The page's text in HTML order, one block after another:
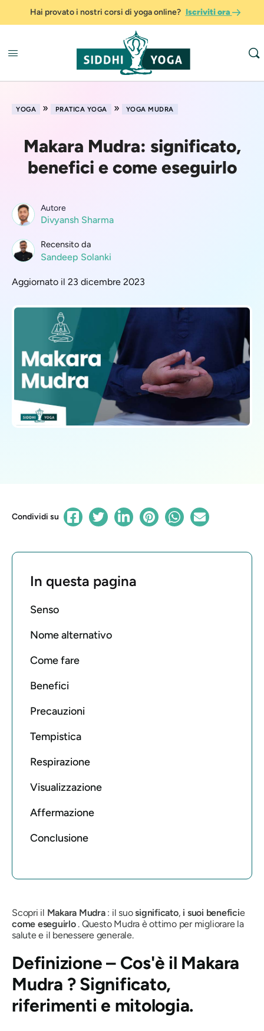
Hai provato i nostri corsi di yoga online? Iscriviti ora
YOGA » PRATICA YOGA » YOGA MUDRA
Makara Mudra: significato,
benefici e come eseguirlo
Autore
Divyansh Sharma
Recensito da
Sandeep Solanki
Aggiornato il 23 dicembre 2023
Condividi su
In questa pagina
Senso
Nome alternativo
Come fare
Benefici
Precauzioni
Tempistica
Respirazione
Visualizzazione
Affermazione
Conclusione
Scopri il Makara Mudra: il suosignificato, i suoi beneficie
come eseguirlo. Questo Mudra è ottimo per migliorare la
salute e il benessere generale.
Definizione – Cos'è il Makara
Mudra ? Significato,
riferimenti e mitologia.